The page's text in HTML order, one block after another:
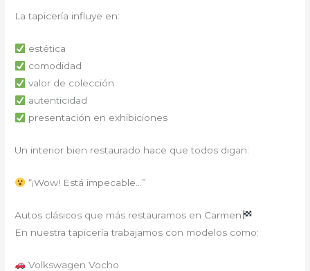
La tapicería influye en:
estética
comodidad
valor de colección
autenticidad
presentación en exhibiciones
Un interior bien restaurado hace que todos digan:
“¡Wow! Está impecable…”
Autos clásicos que más restauramos en Carmen
En nuestra tapicería trabajamos con modelos como:
Volkswagen Vocho